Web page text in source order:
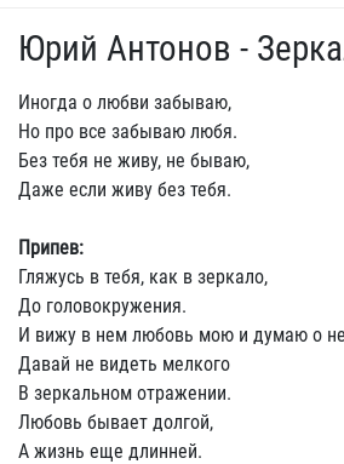
Юрий Антонов -
Иногда о любви забываю,
Но про все забываю любя.
Без тебя не живу, не бываю,
Даже если живу без тебя.
Припев:
Гляжусь в тебя, как в зеркало,
До головокружения.
И вижу в нем любовь мою и думаю о
Давай не видеть мелкого
В зеркальном отражении.
Любовь бывает долгой,
А жизнь еще длинней.